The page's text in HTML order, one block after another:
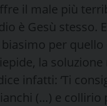
il male più
è Gesù stesso.
per
la soluzione
infatti: ‘Ti
(…) e collirio